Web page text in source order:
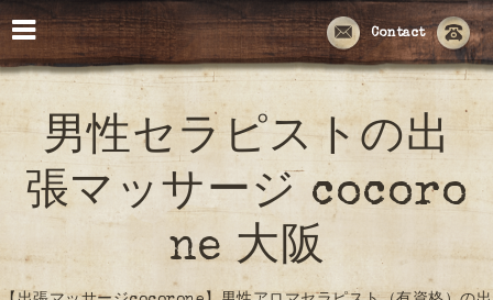
Contact
男性セラピストの出
張マッサージ cocoro
ne 大阪